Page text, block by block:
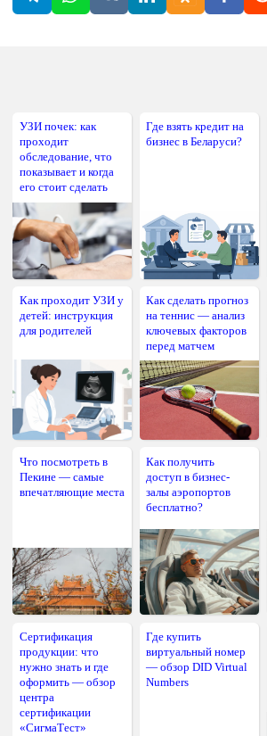
УЗИ почек: как
проходит
обследование, что
показывает и когда
его стоит сделать
Где взять кредит на
бизнес в Беларуси?
Как проходит УЗИ у
детей: инструкция
для родителей
Как сделать прогноз
на теннис — анализ
ключевых факторов
перед матчем
Что посмотреть в
Пекине — самые
впечатляющие места
Как получить
доступ в бизнес-
залы аэропортов
бесплатно?
Сертификация
продукции: что
нужно знать и где
оформить — обзор
центра
сертификации
«СигмаТест»
Где купить
виртуальный номер
— обзор DID Virtual
Numbers